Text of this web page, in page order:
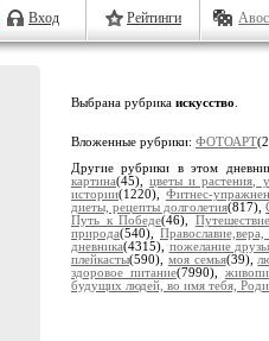
Вход Рейтинги
Выбрана рубрика искусство
Вложенные рубрики: ФОТОАРТ
Другие рубрики в этом
картина(45),цветы и растения,
истории(1220), Фитнес-
диеты, рецепты долголетия(817),
Путь к Победе(46),
природа(540),
дневника(4315), пожелание
плейкасты(590), моя семья(39),
здоровое питание(7990),
будущих людей, во имя тебя,